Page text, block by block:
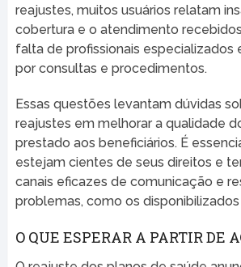
reajustes, muitos usuários relatam
cobertura e o atendimento
falta de profissionais especializados
por consultas e procedimentos.
Essas questões levantam dúvidas
reajustes em melhorar a qualidade
prestado aos beneficiários. É
estejam cientes de seus direitos e
canais eficazes de comunicação e
problemas, como os disponibilizados
O QUE ESPERAR A PARTIR DE